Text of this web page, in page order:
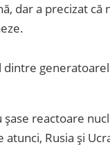
dar a precizat
reactoare
Rusia și